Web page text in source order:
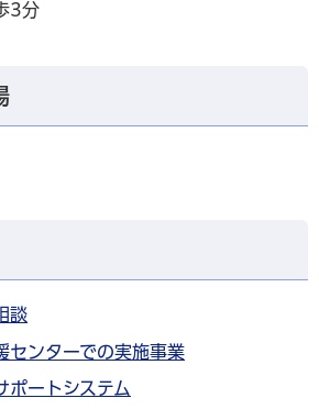
3分
談
センターでの実施事業
ポートシステム